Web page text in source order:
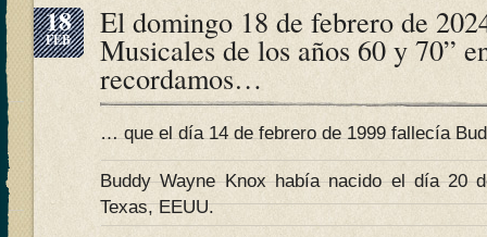
18
FEB El domingo 18 de febrero de
Musicales de los años 60 y 70”
recordamos…
… que el día 14 de febrero de 1999 fallecía
Buddy Wayne Knox había nacido el día 20
Texas, EEUU.